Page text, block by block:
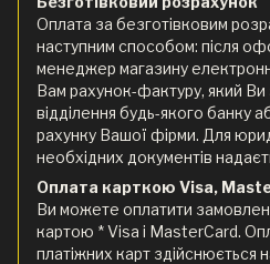
Оплата за безготівковим
наступним способом: після
менеджер магазину
Вам рахунок-фактуру, який Ви
відділення будь-якого банку
рахунку Вашої фірми. Для
необхідних документів
Оплата карткою Visa,
Ви можете оплатити
картою * Visa і MasterCard.
платіжних карт здійснюється